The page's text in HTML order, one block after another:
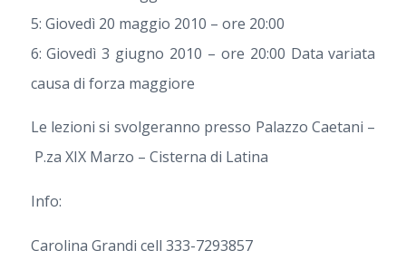
5: Giovedì 20 maggio 2010 – ore 20:00
6: Giovedì 3 giugno 2010 – ore 20:00 Data variata
causa di forza maggiore
Le lezioni si svolgeranno presso Palazzo Caetani –
P.za XIX Marzo – Cisterna di Latina
Info:
Carolina Grandi cell 333-7293857